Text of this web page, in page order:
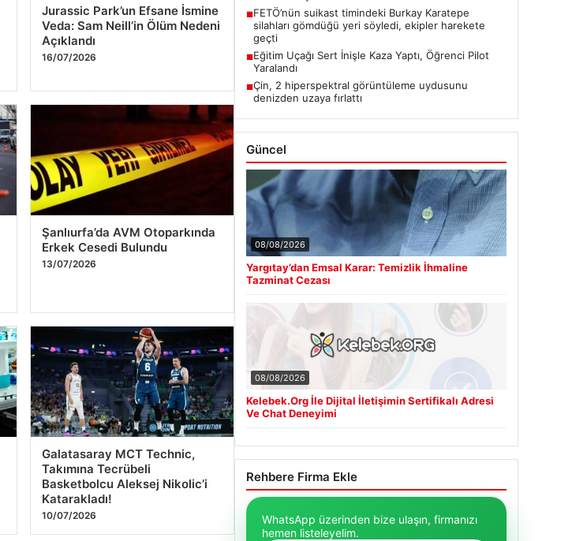
Jurassic Park’un Efsane İsmine
Veda: Sam Neill’in Ölüm Nedeni
Açıklandı
16/07/2026
Şanlıurfa’da AVM Otoparkında
Erkek Cesedi Bulundu
13/07/2026
ALTIN 6660.6 ▲ +2.59%
BTC 3099551
Son Eklenen Haberler
■Kelebek.Org İle Dijital İletişimin Sertifikalı Adresi Ve
Chat Deneyimi
■FETÖ’nün suikast timindeki Burkay Karatepe
silahları gömdüğü yeri söyledi, ekipler harekete
geçti
■
Eğitim Uçağı Sert İnişle Kaza Yaptı, Öğrenci Pilot
Yaralandı
■Çin, 2 hiperspektral görüntüleme uydusunu
denizden uzaya fırlattı
08/08/2026